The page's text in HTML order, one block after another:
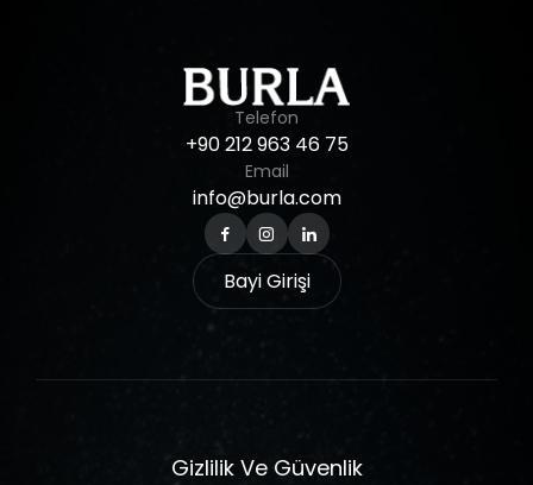
Telefon
+90212963 46 75
Email
info@burla.com
Bayi Girişi
Gizlilik Ve Güvenlik